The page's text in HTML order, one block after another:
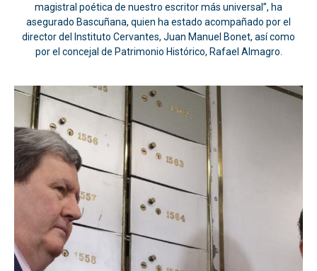
magistral poética de nuestro escritor más universal”, ha
asegurado Bascuñana, quien ha estado acompañado por el
director del Instituto Cervantes, Juan Manuel Bonet, así como
por el concejal de Patrimonio Histórico, Rafael Almagro.